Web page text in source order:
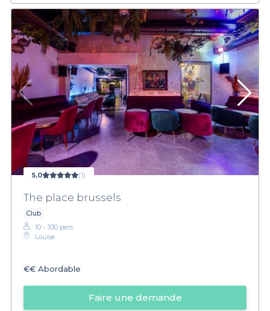
5,0 (1)
The place brussels
Club
10 - 330 pers.
Louise
€€ Abordable
Faire une demande